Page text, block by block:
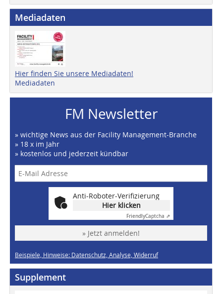
Mediadaten
Hier finden Sie unsere Mediadaten!
Mediadaten
FM Newsletter
» wichtige News aus der Facility Management-Branche
» 18 x im Jahr
» kostenlos und jederzeit kündbar
Anti-Roboter-Verifizierung
Hier klicken
FriendlyCaptcha ⇗
» Jetzt anmelden!
Beispiele, Hinweise: Datenschutz, Analyse, Widerruf
Supplement